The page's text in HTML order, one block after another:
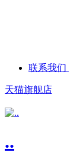
联系我们
天猫旗舰店
..